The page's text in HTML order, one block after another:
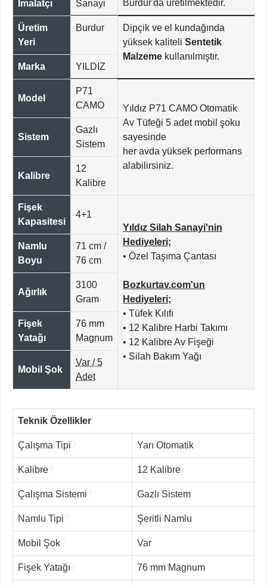
İmalatçı Sanayi Burdur'da üretilmektedir.
Üretim
Yeri
Burdur
Dipçik ve el kundağında
yüksek kaliteli Sentetik
Malzeme kullanılmıştır.
Marka
YILDIZ
Model
P71
CAMO
Yıldız P71 CAMO Otomatik
Av Tüfeği 5 adet mobil şoku
sayesinde
her avda yüksek performans
alabilirsiniz.
Sistem
Gazlı
Sistem
Kalibre
12
Kalibre
Fişek
Kapasitesi
4+1
Yıldız Silah Sanayi'nin
Hediyeleri;
• Özel Taşıma Çantası
Bozkurtav.com'un
Hediyeleri;
• Tüfek Kılıfı
• 12 Kalibre Harbi Takımı
• 12 Kalibre Av Fişeği
• Silah Bakım Yağı
Namlu
Boyu
71 cm /
76 cm
Ağırlık
3100
Gram
Fişek
Yatağı
76 mm
Magnum
Mobil Şok
Var / 5
Adet
Teknik Özellikler
Çalışma Tipi Yarı Otomatik
Kalibre 12 Kalibre
Çalışma Sistemi Gazlı Sistem
Namlu Tipi Şeritli Namlu
Mobil Şok Var
Fişek Yatağı 76 mm Magnum